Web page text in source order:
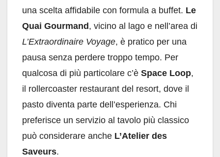
una scelta affidabile con formula a buffet. Le
Quai Gourmand, vicino al lago e nell’area di
L’Extraordinaire Voyage, è pratico per una
pausa senza perdere troppo tempo. Per
qualcosa di più particolare c’è Space Loop,
il rollercoaster restaurant del resort, dove il
pasto diventa parte dell’esperienza. Chi
preferisce un servizio al tavolo più classico
può considerare anche L’Atelier des
Saveurs.